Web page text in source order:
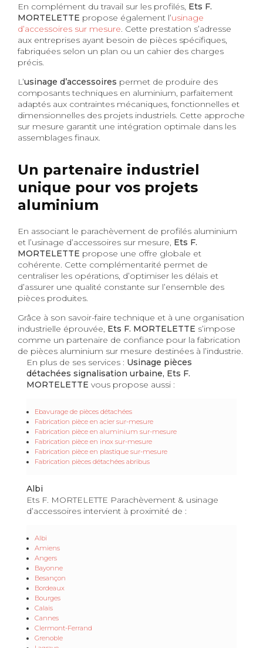
En complément du travail sur les profilés, Ets F.
MORTELETTE propose également l’usinage
d’accessoires sur mesure. Cette prestation s’adresse
aux entreprises ayant besoin de pièces spécifiques,
fabriquées selon un plan ou un cahier des charges
précis.
L’usinage d’accessoires permet de produire des
composants techniques en aluminium, parfaitement
adaptés aux contraintes mécaniques, fonctionnelles et
dimensionnelles des projets industriels. Cette approche
sur mesure garantit une intégration optimale dans les
assemblages finaux.
Un partenaire industriel
unique pour vos projets
aluminium
En associant le parachèvement de profilés aluminium
et l’usinage d’accessoires sur mesure, Ets F.
MORTELETTE propose une offre globale et
cohérente. Cette complémentarité permet de
centraliser les opérations, d’optimiser les délais et
d’assurer une qualité constante sur l’ensemble des
pièces produites.
Grâce à son savoir-faire technique et à une organisation
industrielle éprouvée, Ets F. MORTELETTE s’impose
comme un partenaire de confiance pour la fabrication
de pièces aluminium sur mesure destinées à l’industrie.
En plus de ses services : Usinage pièces
détachées signalisation urbaine, Ets F.
MORTELETTE vous propose aussi :
Ebavurage de pièces détachées
Fabrication pièce en acier sur-mesure
Fabrication pièce en aluminium sur-mesure
Fabrication pièce en inox sur-mesure
Fabrication pièce en plastique sur-mesure
Fabrication pièces détachées abribus
Albi
Ets F. MORTELETTE Parachèvement & usinage
d’accessoires intervient à proximité de :
Albi
Amiens
Angers
Bayonne
Besançon
Bordeaux
Bourges
Calais
Cannes
Clermont-Ferrand
Grenoble